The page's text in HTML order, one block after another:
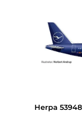
Herpa